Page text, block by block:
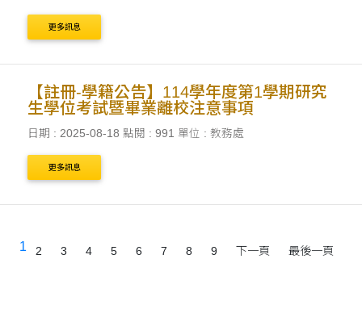
更多訊息
【註冊-學籍公告】114學年度第1學期研究
生學位考試暨畢業離校注意事項
日期 : 2025-08-18 點閱 : 991 單位 : 教務處
更多訊息
1 2 3 4 5 6 7 8 9 下一頁 最後一頁